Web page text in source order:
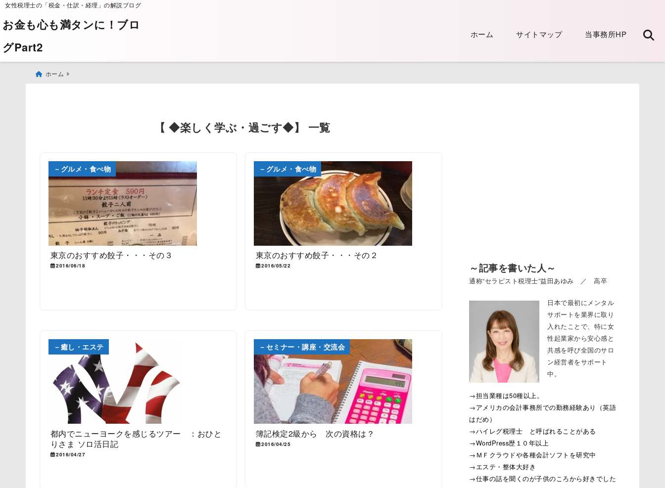
女性税理士の「税金・仕訳・経理」の解説ブログ
お金も心も満タンに！ブロ
グPart2
ホーム サイトマップ 当事務所HP
ホーム
【 ◆楽しく学ぶ・過ごす◆】 一覧
－グルメ・食べ物
東京のおすすめ餃子・・・その３
2016/06/18
－グルメ・食べ物
東京のおすすめ餃子・・・その２
2016/05/22
－癒し・エステ
都内でニューヨークを感じるツアー ：おひと
りさま ソロ活日記
2016/04/27
－セミナー・講座・交流会
簿記検定2級から 次の資格は？
2016/04/25
～記事を書いた人～
通称“セラピスト税理士”益田あゆみ ／ 高卒
日本で最初にメンタル
サポートを業界に取り
入れたことで、特に女
性起業家から安心感と
共感を呼び全国のサロ
ン経営者をサポート
中。
→担当業種は50種以上。
→アメリカの会計事務所での勤務経験あり（英語
はだめ）
→ハイレグ税理士 と呼ばれることがある
→WordPress歴１０年以上
→ＭＦクラウドや各種会計ソフトを研究中
→エステ・整体大好き
→仕事の話を聞くのが子供のころから好きでした